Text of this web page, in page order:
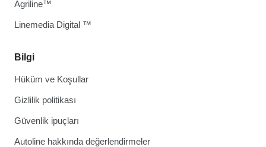
Bilgi
Hüküm ve Koşullar
Gizlilik politikası
Güvenlik ipuçları
Autoline hakkında değerlendirmeler
Agriline™
Linemedia Digital ™